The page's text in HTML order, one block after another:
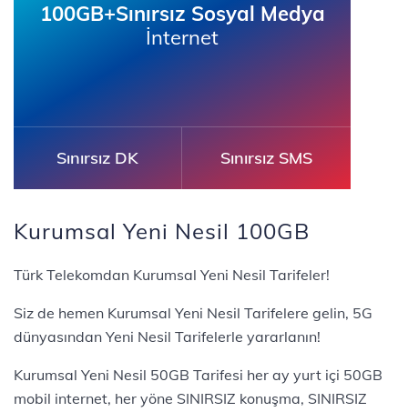
100GB+Sınırsız Sosyal Medya
İnternet
Sınırsız DK Sınırsız SMS
Kurumsal Yeni Nesil 100GB
Türk Telekomdan Kurumsal Yeni Nesil Tarifeler!
Siz de hemen Kurumsal Yeni Nesil Tarifelere gelin, 5G
dünyasından Yeni Nesil Tarifelerle yararlanın!
Kurumsal Yeni Nesil 50GB Tarifesi her ay yurt içi 50GB
mobil internet, her yöne SINIRSIZ konuşma, SINIRSIZ